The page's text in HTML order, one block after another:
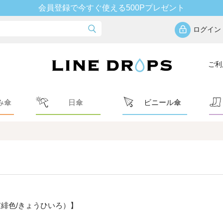
会員登録で今すぐ使える500Pプレゼント
ログイン
ご
傘 日傘 ビニール傘
色/きょうひいろ）】